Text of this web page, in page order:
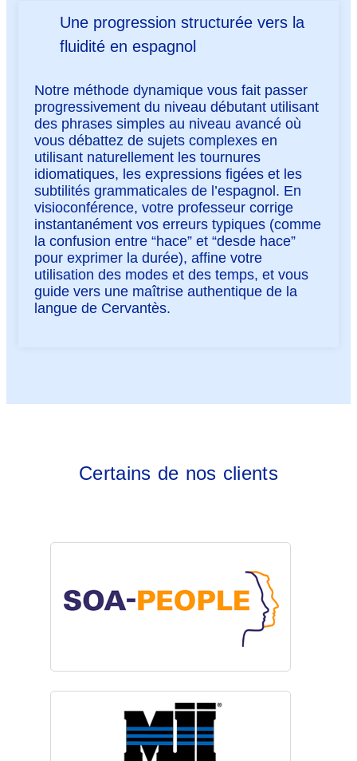
Une progression structurée vers la
fluidité en espagnol
Notre méthode dynamique vous fait passer
progressivement du niveau débutant utilisant
des phrases simples au niveau avancé où
vous débattez de sujets complexes en
utilisant naturellement les tournures
idiomatiques, les expressions figées et les
subtilités grammaticales de l’espagnol. En
visioconférence, votre professeur corrige
instantanément vos erreurs typiques (comme
la confusion entre “hace” et “desde hace”
pour exprimer la durée), affine votre
utilisation des modes et des temps, et vous
guide vers une maîtrise authentique de la
langue de Cervantès.
Certains de nos clients